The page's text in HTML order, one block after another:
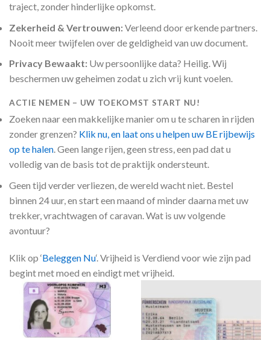
traject, zonder hinderlijke opkomst.
Zekerheid & Vertrouwen:Verleend door erkende partners.
Nooit meer twijfelen over de geldigheid van uw document.
Privacy Bewaakt: Uw persoonlijke data? Heilig. Wij
beschermen uw geheimen zodat u zich vrij kunt voelen.
ACTIE NEMEN – UW TOEKOMST START NU!
Zoeken naar een makkelijke manier om u te scharen in rijden
zonder grenzen? Klik nu, en laat ons u helpen uw BE rijbewijs
op te halen. Geen lange rijen, geen stress, een pad dat u
volledig van de basis tot de praktijk ondersteunt.
Geen tijd verder verliezen, de wereld wacht niet. Bestel
binnen 24 uur, en start een maand of minder daarna met uw
trekker, vrachtwagen of caravan. Wat is uw volgende
avontuur?
Klik op ‘Beleggen Nu‘. Vrijheid is Verdiend voor wie zijn pad
begint met moed en eindigt met vrijheid.